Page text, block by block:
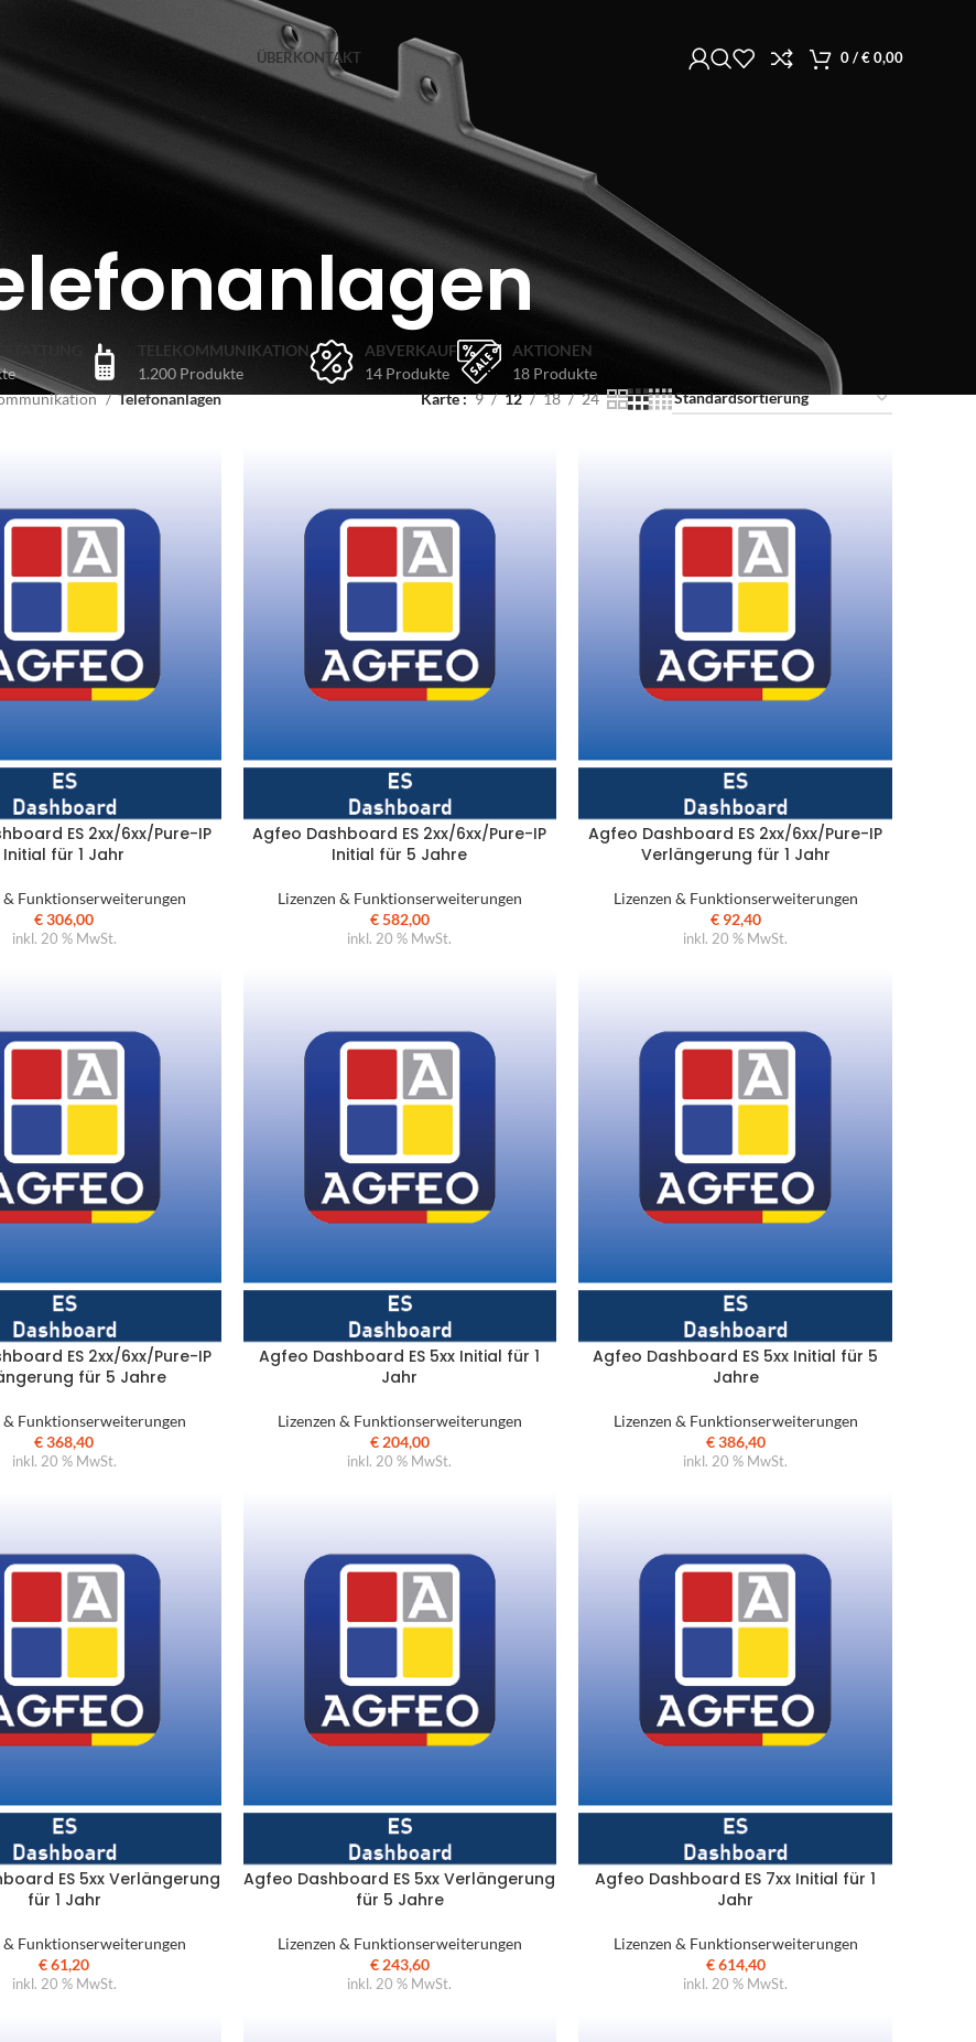
Drehsessel
| Mooswall
Büroausstattung
verfügbaren Produktsortiment
ÜBERKONTAKT 0/€0,00
TELEKOMMUNIKATION
1.200 Produkte
ABVERKAUF
14 Produkte
AKTIONEN
18 Produkte
Telefonanlagen Karte 9 12 18 24
ES 2xx/6xx/Pure-IP
Initial für 1 Jahr
& Funktionserweiterungen
€306,00
inkl. 20 % MwSt.
Agfeo Dashboard ES 2xx/6xx/Pure-IP
Initial für 5 Jahre
Lizenzen & Funktionserweiterungen
€582,00
inkl. 20 % MwSt.
Agfeo Dashboard ES 2xx/6xx/Pure-IP
Verlängerung für 1 Jahr
Lizenzen & Funktionserweiterungen
€92,40
inkl. 20 % MwSt.
ES 2xx/6xx/Pure-IP
für 5 Jahre
& Funktionserweiterungen
€368,40
inkl. 20 % MwSt.
Agfeo Dashboard ES 5xx Initial für 1
Jahr
Lizenzen & Funktionserweiterungen
€204,00
inkl. 20 % MwSt.
Agfeo Dashboard ES 5xx Initial für 5
Jahre
Lizenzen & Funktionserweiterungen
€386,40
inkl. 20 % MwSt.
ES 5xx Verlängerung
für 1 Jahr
& Funktionserweiterungen
€61,20
inkl. 20 % MwSt.
Agfeo Dashboard ES 5xx Verlängerung
für 5 Jahre
Lizenzen & Funktionserweiterungen
€243,60
inkl. 20 % MwSt.
Agfeo Dashboard ES 7xx Initial für 1
Jahr
Lizenzen & Funktionserweiterungen
€614,40
inkl. 20 % MwSt.